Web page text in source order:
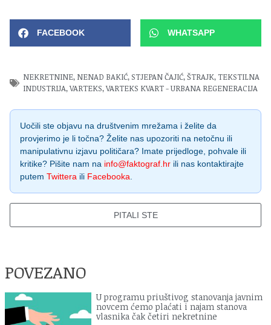
FACEBOOK WHATSAPP
NEKRETNINE, NENAD BAKIĆ, STJEPAN ČAJIĆ,ŠTRAJK,TEKSTILNA
INDUSTRIJA,VARTEKS,VARTEKS KVART - URBANA REGENERACIJA
Uočili ste objavu na društvenim mrežama i želite da
provjerimo je li točna? Želite nas upozoriti na netočnu ili
manipulativnu izjavu političara? Imate prijedloge, pohvale ili
kritike? Pišite nam na info@faktograf.hr ili nas kontaktirajte
putem Twittera ili Facebooka
PITALI STE
POVEZANO
U programu priuštivog stanovanja javnim
novcem ćemo plaćati i najam stanova
vlasnika čak četiri nekretnine